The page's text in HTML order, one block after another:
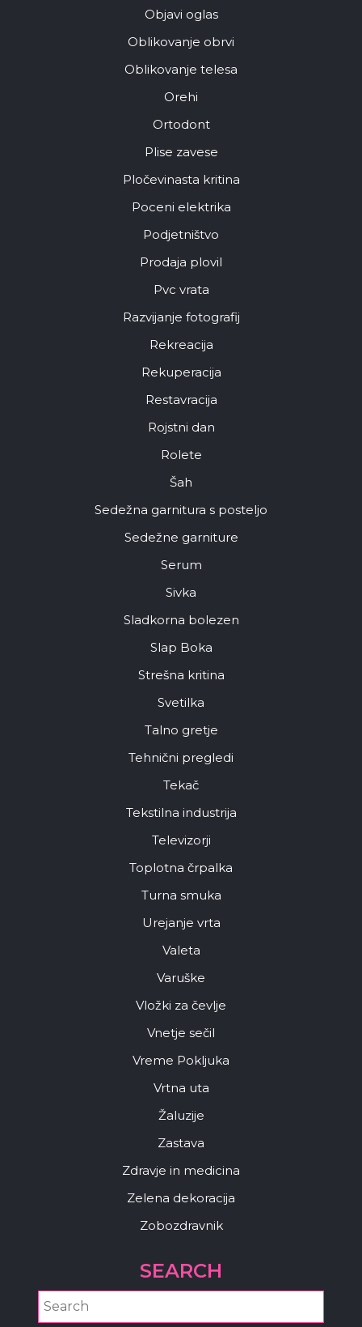
Objavi oglas
Oblikovanje obrvi
Oblikovanje telesa
Orehi
Ortodont
Plise zavese
Pločevinasta kritina
Poceni elektrika
Podjetništvo
Prodaja plovil
Pvc vrata
Razvijanje fotografij
Rekreacija
Rekuperacija
Restavracija
Rojstni dan
Rolete
Šah
Sedežna garnitura s posteljo
Sedežne garniture
Serum
Sivka
Sladkorna bolezen
Slap Boka
Strešna kritina
Svetilka
Talno gretje
Tehnični pregledi
Tekač
Tekstilna industrija
Televizorji
Toplotna črpalka
Turna smuka
Urejanje vrta
Valeta
Varuške
Vložki za čevlje
Vnetje sečil
Vreme Pokljuka
Vrtna uta
Žaluzije
Zastava
Zdravje in medicina
Zelena dekoracija
Zobozdravnik
SEARCH